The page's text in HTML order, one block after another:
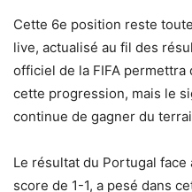
Cette 6e position reste
live, actualisé au fil des
officiel de la FIFA
cette progression, mais le
continue de gagner du
Le résultat du Portugal face
score de 1-1, a pesé dans